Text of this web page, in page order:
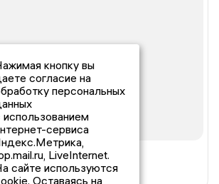
кнопку вы
согласие на
персональных
использованием
сервиса
LiveInternet.
сайте используются
Оставаясь на